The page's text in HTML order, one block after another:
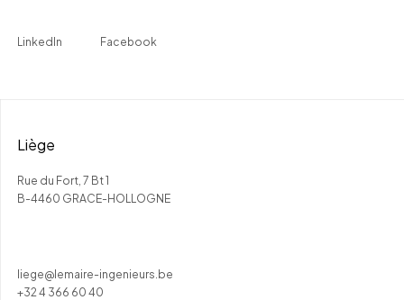
LinkedIn Facebook
Liège
Rue du Fort, 7 Bt 1
B-4460 GRACE-HOLLOGNE
liege@lemaire-ingenieurs.be
+32 4 366 60 40